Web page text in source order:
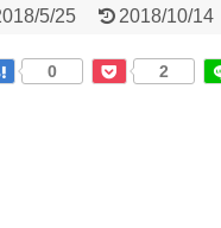
5/25 2018/10/14
0 2